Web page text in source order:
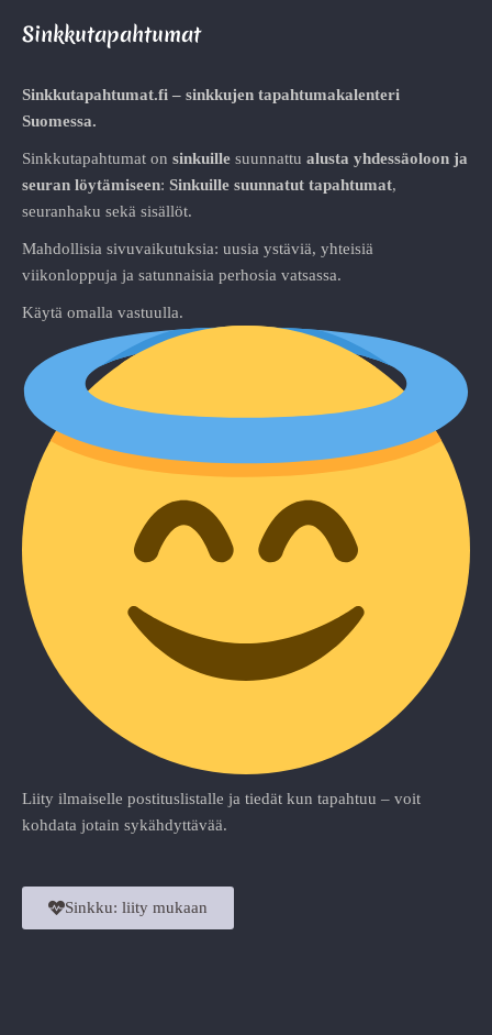
Sinkkutapahtumat
Sinkkutapahtumat.fi – sinkkujen tapahtumakalenteri
Suomessa.
Sinkkutapahtumat on sinkuille suunnattu alusta yhdessäoloon ja
seuran löytämiseen: Sinkuille suunnatut tapahtumat,
seuranhaku sekä sisällöt.
Mahdollisia sivuvaikutuksia: uusia ystäviä, yhteisiä
viikonloppuja ja satunnaisia perhosia vatsassa.
Käytä omalla vastuulla.
Liity ilmaiselle postituslistalle ja tiedät kun tapahtuu – voit
kohdata jotain sykähdyttävää.
Sinkku: liity mukaan